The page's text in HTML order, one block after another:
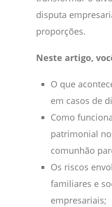
disputa
proporções.
Neste artigo,
O que
em casos de
Como
patrimonial
comunhão
Os riscos
familiares e
empresariais;